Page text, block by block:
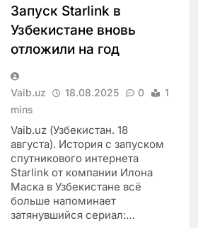
Запуск Starlink в
Узбекистане вновь
отложили на год
Vaib.uz 18.08.2025 0
1
mins
Vaib.uz (Узбекистан. 18
августа). История с запуском
спутникового интернета
Starlink от компании Илона
Маска в Узбекистане всё
больше напоминает
затянувшийся сериал:…